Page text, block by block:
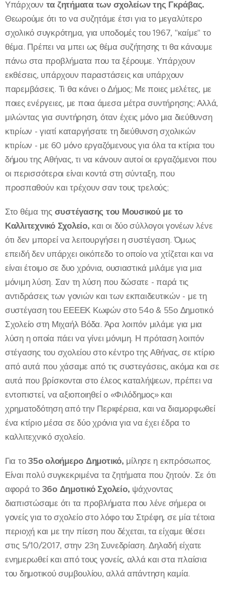
Υπάρχουν τα ζητήματα των σχολείων της Γκράβας.
Θεωρούμε ότι το να συζητάμε έτσι για το μεγαλύτερο
σχολικό συγκρότημα, για υποδομές του 1967, "καίμε" το
θέμα. Πρέπει να μπει ως θέμα συζήτησης τι θα κάνουμε
πάνω στα προβλήματα που τα ξέρουμε. Υπάρχουν
εκθέσεις, υπάρχουν παραστάσεις και υπάρχουν
παρεμβάσεις. Τι θα κάνει ο Δήμος; Με ποιες μελέτες, με
ποιες ενέργειες, με ποια άμεσα μέτρα συντήρησης; Αλλά,
μιλώντας για συντήρηση, όταν έχεις μόνο μια διεύθυνση
κτιρίων - γιατί καταργήσατε τη διεύθυνση σχολικών
κτιρίων - με 60 μόνο εργαζόμενους για όλα τα κτίρια του
δήμου της Αθήνας, τι να κάνουν αυτοί οι εργαζόμενοι που
οι περισσότεροι είναι κοντά στη σύνταξη, που
προσπαθούν και τρέχουν σαν τους τρελούς;
Στο θέμα της συστέγασης του Μουσικού με το
Καλλιτεχνικό Σχολείο, και οι δύο σύλλογοι γονέων λένε
ότι δεν μπορεί να λειτουργήσει η συστέγαση. Όμως
επειδή δεν υπάρχει οικόπεδο το οποίο να χτίζεται και να
είναι έτοιμο σε δυο χρόνια, ουσιαστικά μιλάμε για μια
μόνιμη λύση. Σαν τη λύση που δώσατε - παρά τις
αντιδράσεις των γονιών και των εκπαιδευτικών - με τη
συστέγαση του ΕΕΕΕΚ Κωφών στο 54ο & 55ο Δημοτικό
Σχολείο στη Μιχαήλ Βόδα. Άρα λοιπόν μιλάμε για μια
λύση η οποία πάει να γίνει μόνιμη. Η πρόταση λοιπόν
στέγασης του σχολείου στο κέντρο της Αθήνας, σε κτίριο
από αυτά που χάσαμε από τις συστεγάσεις, ακόμα και σε
αυτά που βρίσκονται στο έλεος καταλήψεων, πρέπει να
εντοπιστεί, να αξιοποιηθεί ο «Φιλόδημος» και
χρηματοδότηση από την Περιφέρεια, και να διαμορφωθεί
ένα κτίριο μέσα σε δύο χρόνια για να έχει έδρα το
καλλιτεχνικό σχολείο.
Για το35οολοήμερο Δημοτικό, μίλησε η εκπρόσωπος.
Είναι πολύ συγκεκριμένα τα ζητήματα που ζητούν. Σε ότι
αφορά το 36οΔημοτικό Σχολείο, ψάχνοντας
διαπιστώσαμε ότι τα προβλήματα που λένε σήμερα οι
γονείς για το σχολείο στο λόφο του Στρέφη, σε μία τέτοια
περιοχή και με την πίεση που δέχεται, τα είχαμε θέσει
στις 5/10/2017, στην 23η Συνεδρίαση. Δηλαδή είχατε
ενημερωθεί και από τους γονείς, αλλά και στα πλαίσια
του δημοτικού συμβουλίου, αλλά απάντηση καμία.